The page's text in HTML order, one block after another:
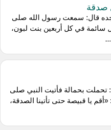
صدقة
جده قال: سمعت رسول الله صلى
سائمة في كل أربعين بنت لبون،
تحملت بحمالة فأتيت النبي صلى
يا قبيصة حتى تأتينا الصدقة،